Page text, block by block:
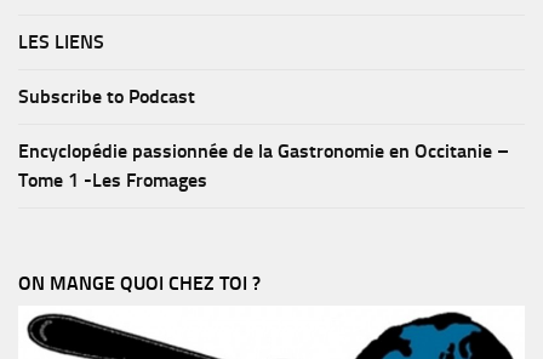
LES LIENS
Subscribe to Podcast
Encyclopédie passionnée de la Gastronomie en Occitanie –
Tome 1 -Les Fromages
ON MANGE QUOI CHEZ TOI ?